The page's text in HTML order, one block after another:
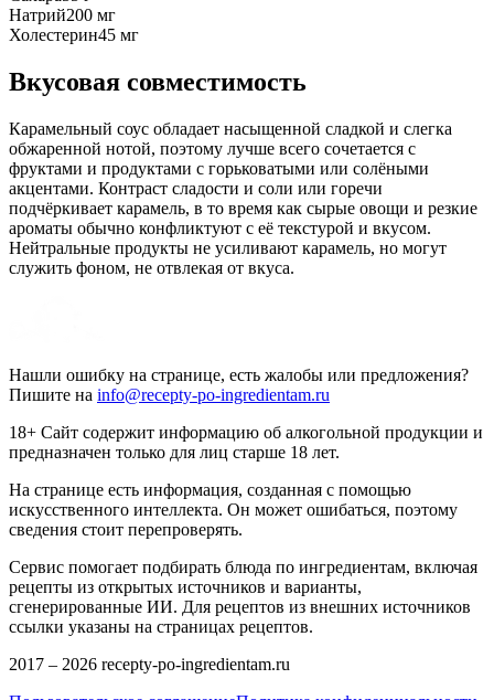
Натрий200 мг
Холестерин45 мг
Вкусовая совместимость
Карамельный соус обладает насыщенной сладкой и слегка
обжаренной нотой, поэтому лучше всего сочетается с
фруктами и продуктами с горьковатыми или солёными
акцентами. Контраст сладости и соли или горечи
подчёркивает карамель, в то время как сырые овощи и резкие
ароматы обычно конфликтуют с её текстурой и вкусом.
Нейтральные продукты не усиливают карамель, но могут
служить фоном, не отвлекая от вкуса.
Нашли ошибку на странице, есть жалобы или предложения?
Пишите на info@recepty-po-ingredientam.ru
18+ Сайт содержит информацию об алкогольной продукции и
предназначен только для лиц старше 18 лет.
На странице есть информация, созданная с помощью
искусственного интеллекта. Он может ошибаться, поэтому
сведения стоит перепроверять.
Сервис помогает подбирать блюда по ингредиентам, включая
рецепты из открытых источников и варианты,
сгенерированные ИИ. Для рецептов из внешних источников
ссылки указаны на страницах рецептов.
2017 – 2026 recepty-po-ingredientam.ru